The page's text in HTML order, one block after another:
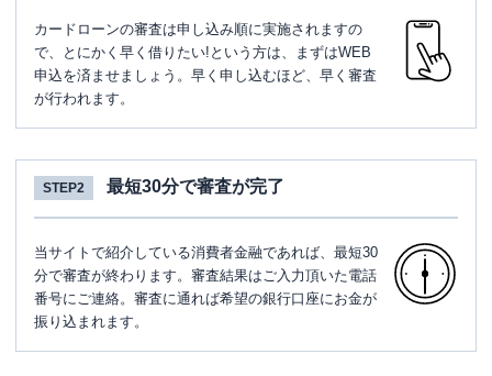
カードローンの審査は申し込み順に実施されますの
で、とにかく早く借りたい!という方は、まずはWEB
申込を済ませましょう。早く申し込むほど、早く審査
が行われます。
STEP2 最短30分で審査が完了
当サイトで紹介している消費者金融であれば、最短30
分で審査が終わります。審査結果はご入力頂いた電話
番号にご連絡。審査に通れば希望の銀行口座にお金が
振り込まれます。